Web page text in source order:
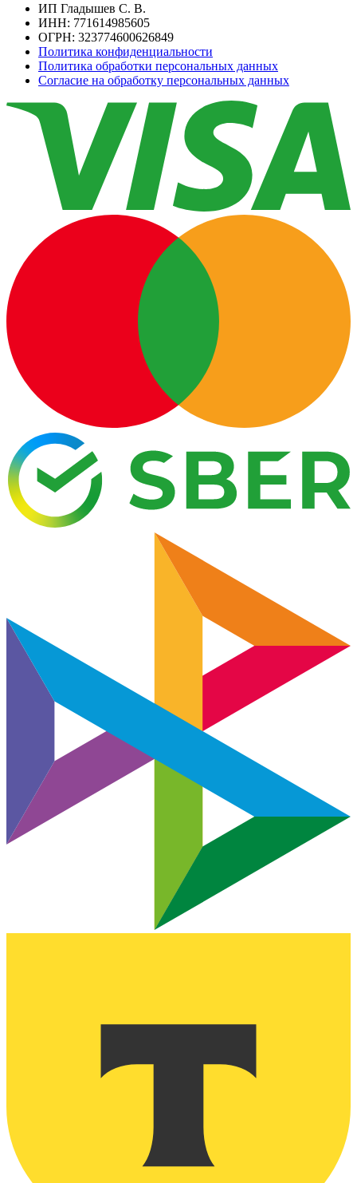
ИП Гладышев С. В.
ИНН: 771614985605
ОГРН: 323774600626849
Политика конфиденциальности
Политика обработки персональных данных
Согласие на обработку персональных данных